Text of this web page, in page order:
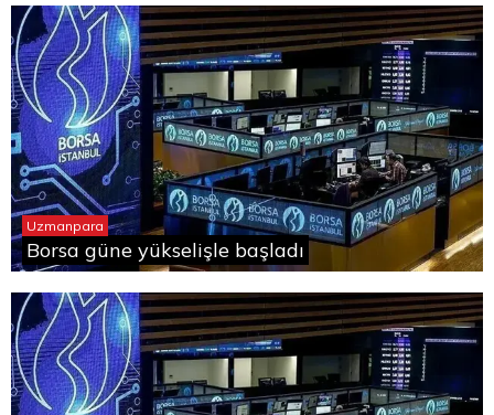
Uzmanpara
Borsa güne yükselişle başladı